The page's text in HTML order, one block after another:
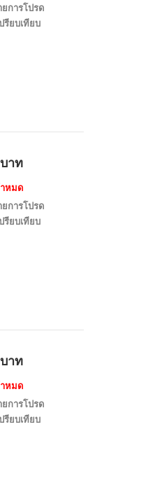
ยการโปรด
รียบเทียบ
าท
หมด
ยการโปรด
รียบเทียบ
าท
หมด
ยการโปรด
รียบเทียบ